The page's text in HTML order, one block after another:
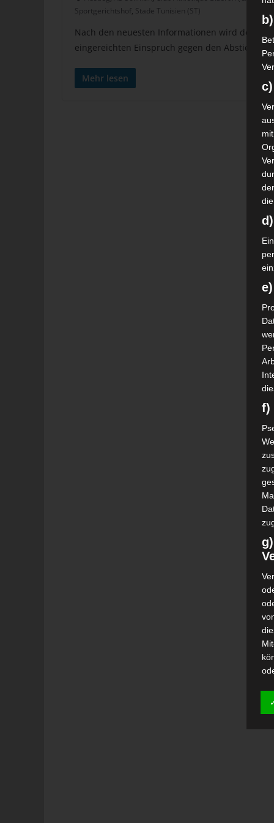
Sportgerichtshof, Stade Tunisien (ST)
Nach den neuesten Informationen wird der
eingereichten Einspruch gegen den Abstieg in die
Mehr lesen
f)